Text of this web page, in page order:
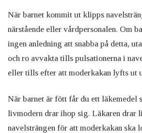
När barnet kommit ut klipps
närstående eller vårdpersonalen. Om
ingen anledning att snabba på detta,
och ro avvakta tills pulsationerna i
eller tills efter att moderkakan lyfts ut
När barnet är fött får du ett läkemedel
livmodern drar ihop sig. Läkaren drar
navelsträngen för att moderkakan ska